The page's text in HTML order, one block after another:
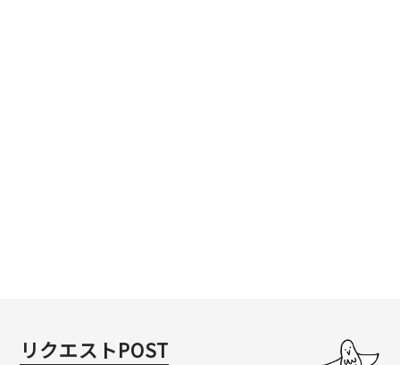
リクエストPOST